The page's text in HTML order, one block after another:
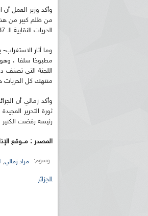
وأكد وزير العمل
من ظلم كبير من هذه
الحريات النقابية الـ 87 التي صادقت عليها الجزائر في أكتوبر 1962.
مطبوخا سلفا ، وهو
اللجنة التي تصنف
منتهك كل الحريات
وأكد زمالي أن
رئيسة رفضت الكثير
المصدر : مــوقع
وسوم: مراد زمالي,
الجزائر